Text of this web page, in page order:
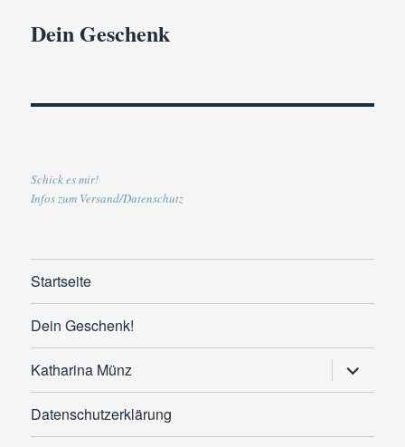
Dein Geschenk
Schick es mir!
Infos zum Versand/Datenschutz
Startseite
Dein Geschenk!
Katharina Münz
anzeigen
Datenschutzerklärung